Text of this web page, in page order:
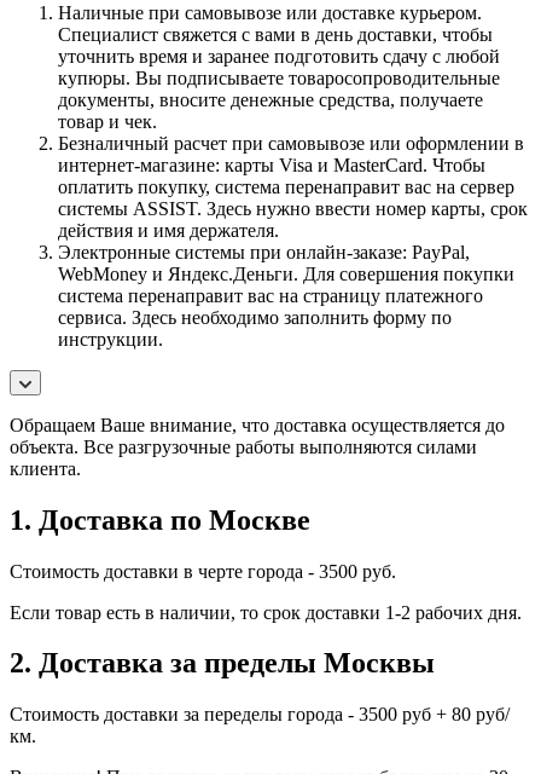
Наличные при самовывозе или доставке курьером.
Специалист свяжется с вами в день доставки, чтобы
уточнить время и заранее подготовить сдачу с любой
купюры. Вы подписываете товаросопроводительные
документы, вносите денежные средства, получаете
товар и чек.
Безналичный расчет при самовывозе или оформлении в
интернет-магазине: карты Visa и MasterCard. Чтобы
оплатить покупку, система перенаправит вас на сервер
системы ASSIST. Здесь нужно ввести номер карты, срок
действия и имя держателя.
Электронные системы при онлайн-заказе: PayPal,
WebMoney и Яндекс.Деньги. Для совершения покупки
система перенаправит вас на страницу платежного
сервиса. Здесь необходимо заполнить форму по
инструкции.
Обращаем Ваше внимание, что доставка осуществляется до
объекта. Все разгрузочные работы выполняются силами
клиента.
1. Доставка по Москве
Стоимость доставки в черте города - 3500 руб.
Если товар есть в наличии, то срок доставки 1-2 рабочих дня.
2. Доставка за пределы Москвы
Стоимость доставки за переделы города - 3500 руб + 80 руб/
км.